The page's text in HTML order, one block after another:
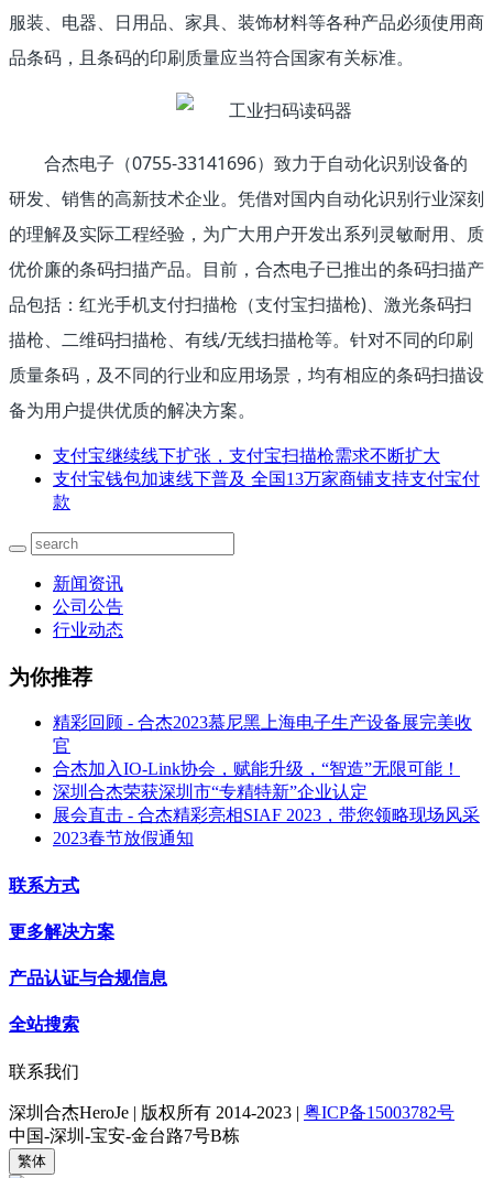
服装、电器、日用品、家具、装饰材料等各种产品必须使用商
品条码，且条码的印刷质量应当符合国家有关标准。
合杰电子（0755-33141696）致力于自动化识别设备的
研发、销售的高新技术企业。凭借对国内自动化识别行业深刻
的理解及实际工程经验，为广大用户开发出系列灵敏耐用、质
优价廉的条码扫描产品。目前，合杰电子已推出的条码扫描产
品包括：红光手机支付扫描枪（支付宝扫描枪)、激光条码扫
描枪、二维码扫描枪、有线/无线扫描枪等。针对不同的印刷
质量条码，及不同的行业和应用场景，均有相应的条码扫描设
备为用户提供优质的解决方案。
支付宝继续线下扩张，支付宝扫描枪需求不断扩大
支付宝钱包加速线下普及 全国13万家商铺支持支付宝付
款
新闻资讯
公司公告
行业动态
为你推荐
精彩回顾 - 合杰2023慕尼黑上海电子生产设备展完美收
官
合杰加入IO-Link协会，赋能升级，“智造”无限可能！
深圳合杰荣获深圳市“专精特新”企业认定
展会直击 - 合杰精彩亮相SIAF 2023，带您领略现场风采
2023春节放假通知
联系方式
更多解决方案
产品认证与合规信息
全站搜索
联系我们
深圳合杰HeroJe | 版权所有 2014-2023 | 粤ICP备15003782号
中国-深圳-宝安-金台路7号B栋
繁体